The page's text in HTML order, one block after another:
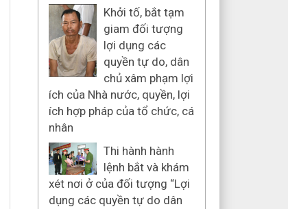
Khởi tố, bắt tạm
giam đối tượng
lợi dụng các
quyền tự do, dân
chủ xâm phạm lợi
ích của Nhà nước, quyền, lợi
ích hợp pháp của tổ chức, cá
nhân
Thi hành hành
lệnh bắt và khám
xét nơi ở của đối tượng “Lợi
dụng các quyền tự do dân